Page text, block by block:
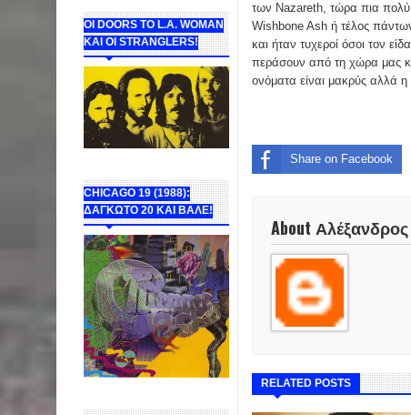
ΟΙ DOORS ΤΟ L.A. WOMAN
KAI OI STRANGLERS!
CHICAGO 19 (1988):
ΔΑΓΚΩΤΟ 20 ΚΑΙ ΒΑΛΕ!
των Nazareth, τώρα πια πολύ
Wishbone Ash ή τέλος
και ήταν τυχεροί όσοι τον
περάσουν από τη χώρα μας
ονόματα είναι μακρύς αλλά
Share on Facebook
About
RELATED POSTS